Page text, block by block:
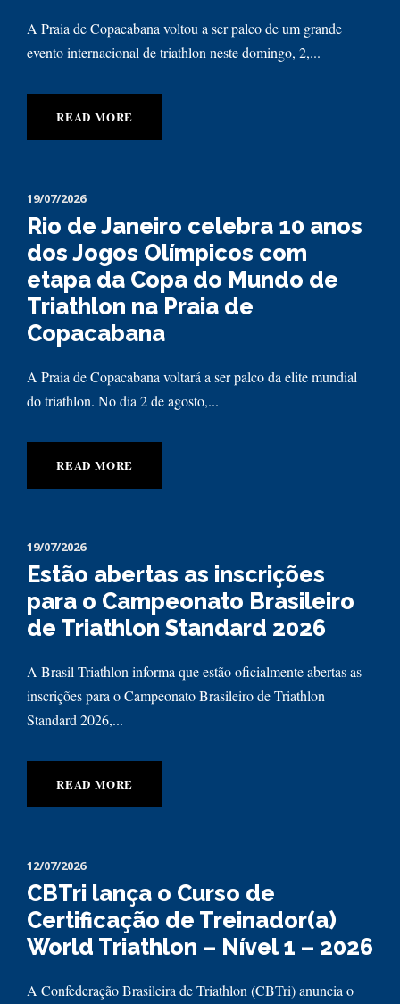
A Praia de Copacabana voltou a ser palco de um grande
evento internacional de triathlon neste domingo, 2,...
READ MORE
19/07/2026
Rio de Janeiro celebra 10 anos
dos Jogos Olímpicos com
etapa da Copa do Mundo de
Triathlon na Praia de
Copacabana
A Praia de Copacabana voltará a ser palco da elite mundial
do triathlon. No dia 2 de agosto,...
READ MORE
19/07/2026
Estão abertas as inscrições
para o Campeonato Brasileiro
de Triathlon Standard 2026
A Brasil Triathlon informa que estão oficialmente abertas as
inscrições para o Campeonato Brasileiro de Triathlon
Standard 2026,...
READ MORE
12/07/2026
CBTri lança o Curso de
Certificação de Treinador(a)
World Triathlon – Nível 1 – 2026
A Confederação Brasileira de Triathlon (CBTri) anuncia o